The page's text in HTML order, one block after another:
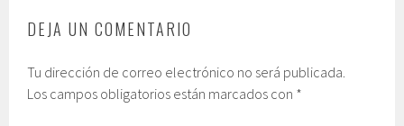
DEJA UN COMENTARIO
Tu dirección de correo electrónico no será publicada.
Los campos obligatorios están marcados con *